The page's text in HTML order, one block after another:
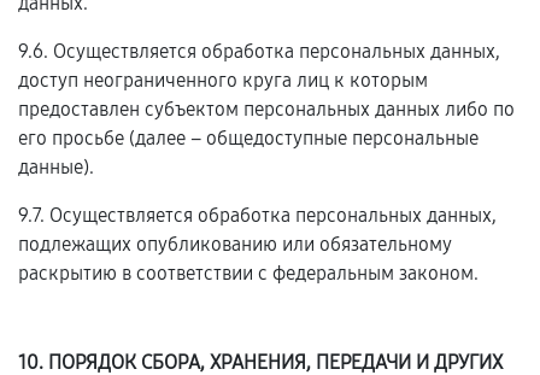
9.6. Осуществляется обработка персональных данных,
доступ неограниченного круга лиц к которым
предоставлен субъектом персональных данных либо по
его просьбе (далее – общедоступные персональные
данные).
9.7. Осуществляется обработка персональных данных,
подлежащих опубликованию или обязательному
раскрытию в соответствии с федеральным законом.
10. ПОРЯДОК СБОРА, ХРАНЕНИЯ, ПЕРЕДАЧИ И ДРУГИХ